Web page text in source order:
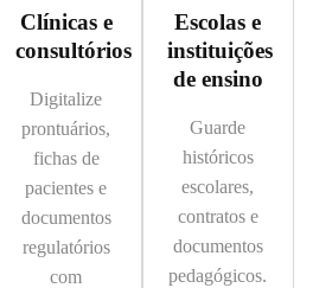
Clínicas e
consultórios
Digitalize
prontuários,
fichas de
pacientes e
documentos
regulatórios
com
Escolas e
instituições
de ensino
Guarde
históricos
escolares,
contratos e
documentos
pedagógicos.